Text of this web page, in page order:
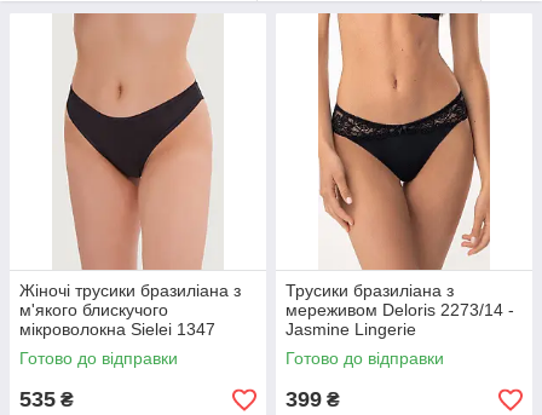
Жіночі трусики бразиліана з
м'якого блискучого
мікроволокна Sielei 1347
Чорний, XS
Готово до відправки
535 ₴
Трусики бразиліана з
мереживом Deloris 2273/14 -
Jasmine Lingerie
Готово до відправки
399 ₴